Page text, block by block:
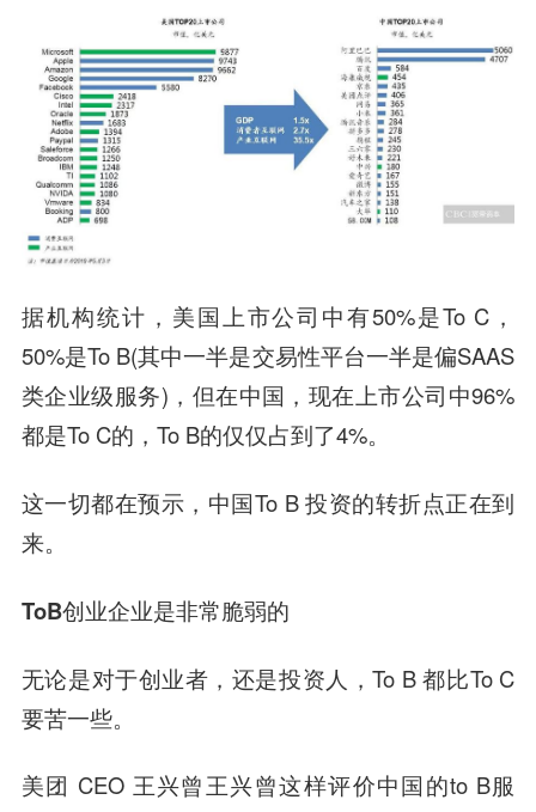
据机构统计，美国上市公司中有50%是To C，
50%是To B(其中一半是交易性平台一半是偏SAAS
类企业级服务)，但在中国，现在上市公司中96%
都是To C的，To B的仅仅占到了4%。
这一切都在预示，中国To B 投资的转折点正在到
来。
ToB创业企业是非常脆弱的
无论是对于创业者，还是投资人，To B 都比To C
要苦一些。
美团 CEO 王兴曾王兴曾这样评价中国的to B服